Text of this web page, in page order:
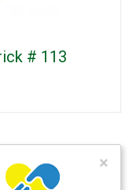
# 113
×